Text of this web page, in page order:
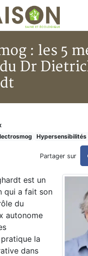
: les 5
Dr
: les 5 meilleurs
: les 5
Hypersensibilités
Partager sur
est un
qui a fait son
du
autonome
la
dans